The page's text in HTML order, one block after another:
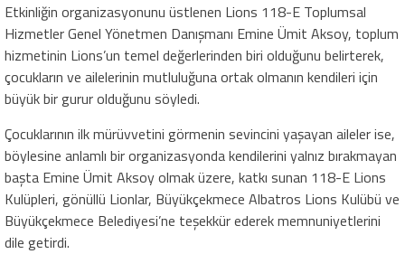
Etkinliğin organizasyonunu üstlenen Lions 118-E Toplumsal
Hizmetler Genel Yönetmen Danışmanı Emine Ümit Aksoy, toplum
hizmetinin Lions’un temel değerlerinden biri olduğunu belirterek,
çocukların ve ailelerinin mutluluğuna ortak olmanın kendileri için
büyük bir gurur olduğunu söyledi.
Çocuklarının ilk mürüvvetini görmenin sevincini yaşayan aileler ise,
böylesine anlamlı bir organizasyonda kendilerini yalnız bırakmayan
başta Emine Ümit Aksoy olmak üzere, katkı sunan 118-E Lions
Kulüpleri, gönüllü Lionlar, Büyükçekmece Albatros Lions Kulübü ve
Büyükçekmece Belediyesi’ne teşekkür ederek memnuniyetlerini
dile getirdi.